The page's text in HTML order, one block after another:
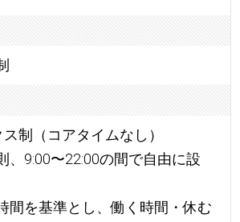
制（コアタイムなし）
、9:00〜22:00の間で自由に設
間を基準とし、働く時間・休む